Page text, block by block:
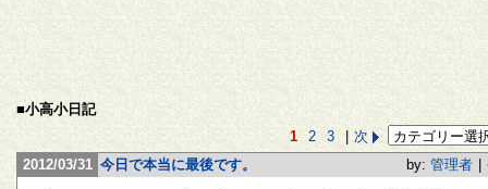
■小高小日記
1
2 3
次
2012/03/31 今日で本当に最後です。 by: 管理者